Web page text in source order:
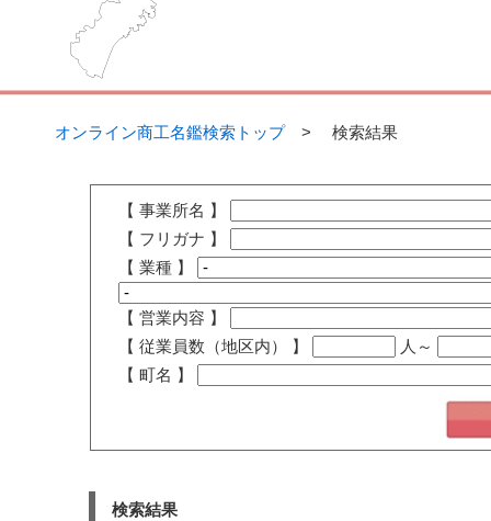
オンライン商工名鑑検索トップ> 検索結果
【 事業所名 】
【 フリガナ 】
【 業種 】
【 営業内容 】
【 従業員数（地区内） 】
人～
【 町名 】
検索結果